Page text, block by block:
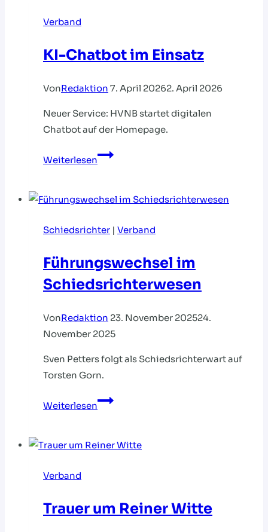
Verband
KI-Chatbot im Einsatz
VonRedaktion 7. April 20262. April 2026
Neuer Service: HVNB startet digitalen
Chatbot auf der Homepage.
Weiterlesen
KI-
Einsatz
Schiedsrichter | Verband
Führungswechsel im
Schiedsrichterwesen
VonRedaktion 23. November 202524.
November 2025
Sven Petters folgt als Schiedsrichterwart auf
Torsten Gorn.
Weiterlesen
Führungswechsel
Verband
Trauer um Reiner Witte